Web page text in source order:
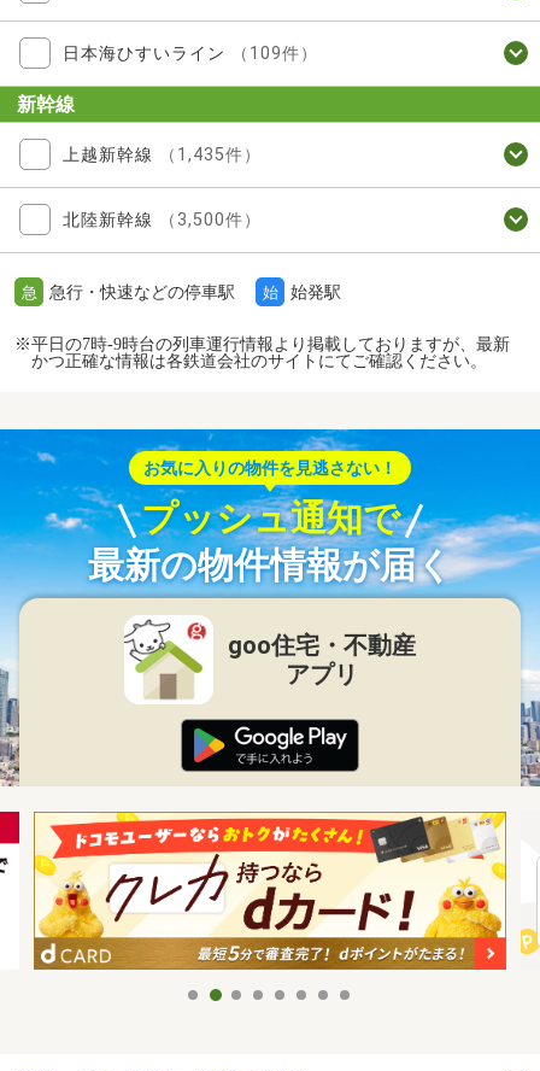
日本海ひすいライン （109件）
新幹線
上越新幹線 （1,435件）
北陸新幹線 （3,500件）
急 急行・快速などの停車駅 始 始発駅
※平日の7時-9時台の列車運行情報より掲載しておりますが、最新
かつ正確な情報は各鉄道会社のサイトにてご確認ください。
お気に入りの物件を見逃さない！
プッシュ通知で
最新の物件情報が届く
goo住宅・不動産
アプリ